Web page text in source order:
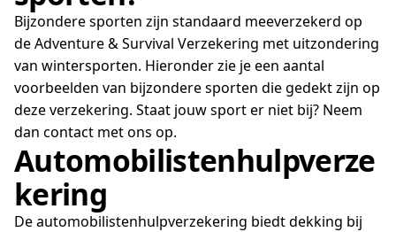
Bijzondere sporten zijn standaard meeverzekerd op
de Adventure & Survival Verzekering met uitzondering
van wintersporten. Hieronder zie je een aantal
voorbeelden van bijzondere sporten die gedekt zijn op
deze verzekering. Staat jouw sport er niet bij? Neem
dan contact met ons op.
Automobilistenhulpverze
kering
De automobilistenhulpverzekering biedt dekking bij